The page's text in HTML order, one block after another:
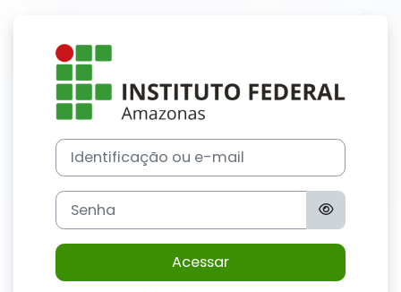
Avançar para criar nova conta
Identificação ou e-mail
Senha
Acessar